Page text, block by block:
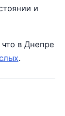
и
в Днепре
.